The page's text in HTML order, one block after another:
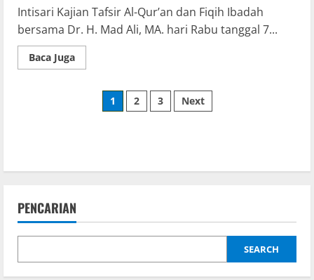
Intisari Kajian Tafsir Al-Qur’an dan Fiqih Ibadah
bersama Dr. H. Mad Ali, MA. hari Rabu tanggal 7...
Baca Juga
1 2 3 Next
PENCARIAN
SEARCH